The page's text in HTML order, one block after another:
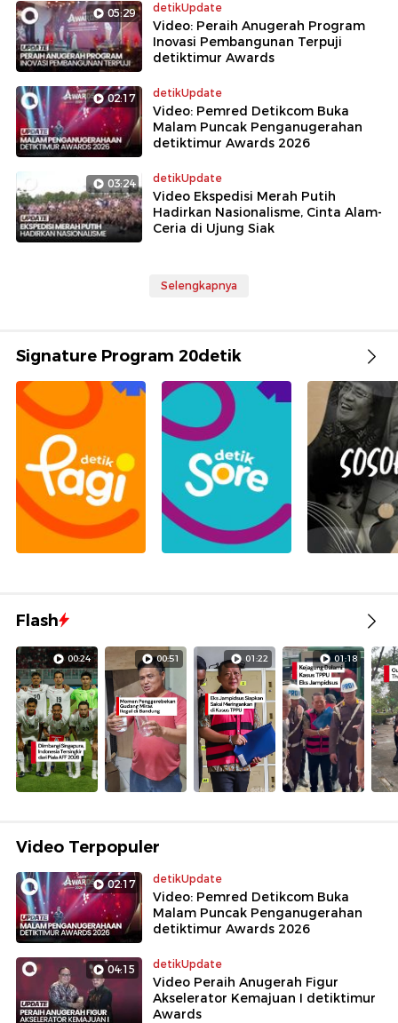
05:29 detikUpdate
Video: Peraih Anugerah Program
Inovasi Pembangunan Terpuji
detiktimur Awards
02:17 detikUpdate
Video: Pemred Detikcom Buka
Malam Puncak Penganugerahan
detiktimur Awards 2026
03:24 detikUpdate
Video Ekspedisi Merah Putih
Hadirkan Nasionalisme, Cinta Alam-
Ceria di Ujung Siak
Selengkapnya
Signature Program 20detik
Flash
00:24 00:51 01:22 01:18
Video Terpopuler
02:17 detikUpdate
Video: Pemred Detikcom Buka
Malam Puncak Penganugerahan
detiktimur Awards 2026
04:15 detikUpdate
Video Peraih Anugerah Figur
Akselerator Kemajuan I detiktimur
Awards